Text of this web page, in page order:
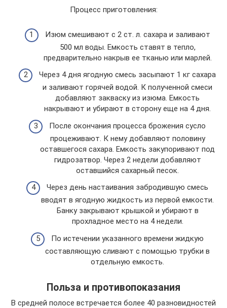
Процесс приготовления:
Изюм смешивают с 2 ст. л. сахара и заливают
500 мл воды. Емкость ставят в тепло,
предварительно накрыв ее тканью или марлей.
Через 4 дня ягодную смесь засыпают 1 кг сахара
и заливают горячей водой. К полученной смеси
добавляют закваску из изюма. Емкость
накрывают и убирают в сторону еще на 4 дня.
После окончания процесса брожения сусло
процеживают. К нему добавляют половину
оставшегося сахара. Емкость закупоривают под
гидрозатвор. Через 2 недели добавляют
оставшийся сахарный песок.
Через день настаивания забродившую смесь
вводят в ягодную жидкость из первой емкости.
Банку закрывают крышкой и убирают в
прохладное место на 4 недели.
По истечении указанного времени жидкую
составляющую сливают с помощью трубки в
отдельную емкость.
Польза и противопоказания
В средней полосе встречается более 40 разновидностей